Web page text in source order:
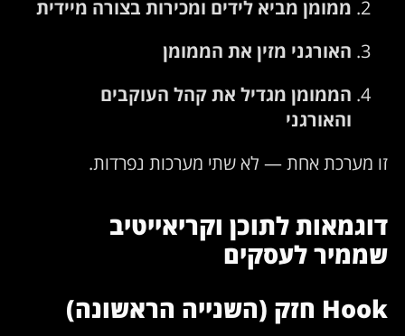
ממומן מביא לידים ומכירות בצורה מיידית
האורגני מזין את הממומן
הממומן מגדיל את קהל העוקבים
והאורגני
זו מערכת אחת — לא שתי מערכות נפרדות.
דוגמאות לתוכן וקריאייטיב
שממיר לעסקים
Hook חזק (השנייה הראשונה)